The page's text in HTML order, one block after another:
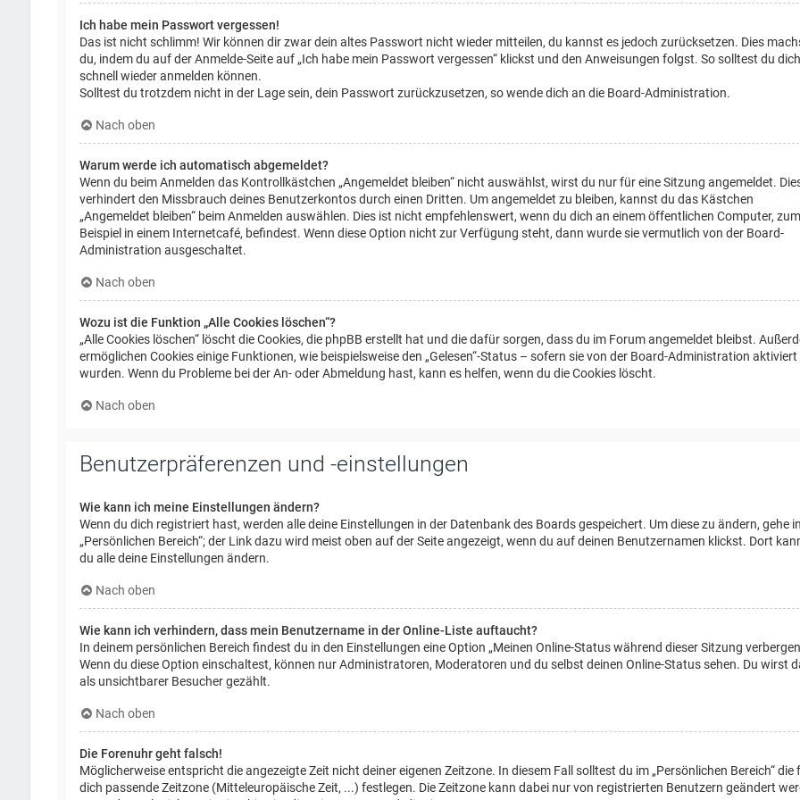
Ich habe mein Passwort vergessen!
Das ist nicht schlimm! Wir können dir zwar dein altes Passwort nicht wieder mitteilen, du kannst es jedoch zurücksetzen. Dies
du, indem du auf der Anmelde-Seite auf „Ich habe mein Passwort vergessen“ klickst und den Anweisungen folgst. So solltest du dich
schnell wieder anmelden können.
Solltest du trotzdem nicht in der Lage sein, dein Passwort zurückzusetzen, so wende dich an die Board-Administration.
Nach oben
Warum werde ich automatisch abgemeldet?
Wenn du beim Anmelden das Kontrollkästchen „Angemeldet bleiben“ nicht auswählst, wirst du nur für eine Sitzung angemeldet.
verhindert den Missbrauch deines Benutzerkontos durch einen Dritten. Um angemeldet zu bleiben, kannst du das Kästchen
„Angemeldet bleiben“ beim Anmelden auswählen. Dies ist nicht empfehlenswert, wenn du dich an einem öffentlichen Computer, zum
Beispiel in einem Internetcafé, befindest. Wenn diese Option nicht zur Verfügung steht, dann wurde sie vermutlich von der Board-
Administration ausgeschaltet.
Nach oben
Wozu ist die Funktion „Alle Cookies löschen“?
„Alle Cookies löschen“ löscht die Cookies, die phpBB erstellt hat und die dafür sorgen, dass du im Forum angemeldet bleibst.
ermöglichen Cookies einige Funktionen, wie beispielsweise den „Gelesen“-Status – sofern sie von der Board-Administration aktiviert
wurden. Wenn du Probleme bei der An- oder Abmeldung hast, kann es helfen, wenn du die Cookies löscht.
Nach oben
Benutzerpräferenzen und -einstellungen
Wie kann ich meine Einstellungen ändern?
Wenn du dich registriert hast, werden alle deine Einstellungen in der Datenbank des Boards gespeichert. Um diese zu ändern, gehe
„Persönlichen Bereich“; der Link dazu wird meist oben auf der Seite angezeigt, wenn du auf deinen Benutzernamen klickst. Dort
du alle deine Einstellungen ändern.
Nach oben
Wie kann ich verhindern, dass mein Benutzername in der Online-Liste auftaucht?
In deinem persönlichen Bereich findest du in den Einstellungen eine Option „Meinen Online-Status während dieser Sitzung
Wenn du diese Option einschaltest, können nur Administratoren, Moderatoren und du selbst deinen Online-Status sehen. Du wirst
als unsichtbarer Besucher gezählt.
Nach oben
Die Forenuhr geht falsch!
Möglicherweise entspricht die angezeigte Zeit nicht deiner eigenen Zeitzone. In diesem Fall solltest du im „Persönlichen Bereich“ die
dich passende Zeitzone (Mitteleuropäische Zeit, ...) festlegen. Die Zeitzone kann dabei nur von registrierten Benutzern geändert